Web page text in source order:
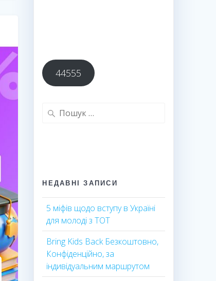
44555
Пошук:
НЕДАВНІ ЗАПИСИ
5 міфів щодо вступу в Україні
для молоді з ТОТ
Bring Kids Back Безкоштовно,
Конфіденційно, за
індивідуальним маршрутом